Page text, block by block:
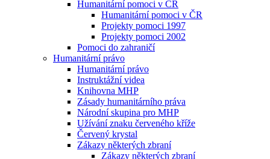
Humanitární pomoci v ČR
Humanitární pomoci v ČR
Projekty pomoci 1997
Projekty pomoci 2002
Pomoci do zahraničí
Humanitární právo
Humanitární právo
Instruktážní videa
Knihovna MHP
Zásady humanitárního práva
Národní skupina pro MHP
Užívání znaku červeného kříže
Červený krystal
Zákazy některých zbraní
Zákazy některých zbraní